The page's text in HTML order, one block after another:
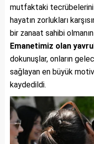
mutfaktaki tecrübelerini
hayatın zorlukları
bir zanaat sahibi
Emanetimiz olan
dokunuşlar, onların
sağlayan en büyük
kaydedildi.